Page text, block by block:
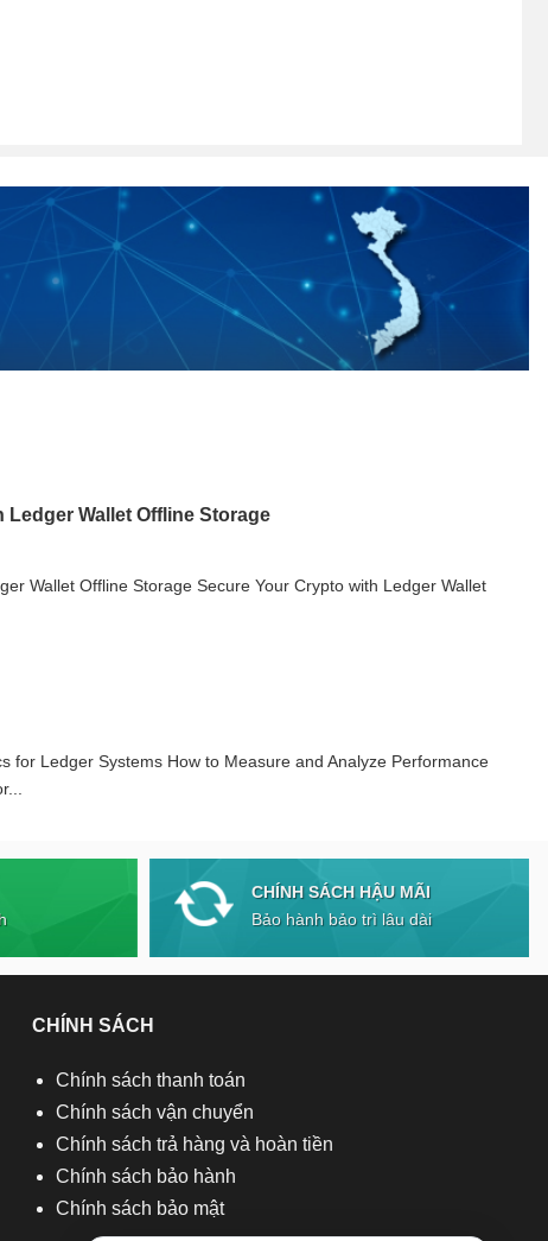
Wallet Offline Storage
Wallet Offline Storage Secure Your Crypto with Ledger Wallet
for Ledger Systems How to Measure and Analyze Performance
CHÍNH SÁCH HẬU MÃI
Bảo hành bảo trì lâu dài
CHÍNH SÁCH
Chính sách thanh toán
Chính sách vận chuyển
Chính sách trả hàng và hoàn tiền
Chính sách bảo hành
Chính sách bảo mật